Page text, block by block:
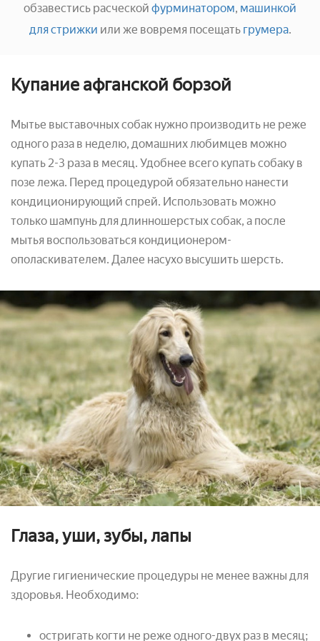
обзавестись расческой фурминатором, машинкой
для стрижки или же вовремя посещать грумера.
Купание афганской борзой
Мытье выставочных собак нужно производить не реже
одного раза в неделю, домашних любимцев можно
купать 2-3 раза в месяц. Удобнее всего купать собаку в
позе лежа. Перед процедурой обязательно нанести
кондиционирующий спрей. Использовать можно
только шампунь для длинношерстых собак, а после
мытья воспользоваться кондиционером-
ополаскивателем. Далее насухо высушить шерсть.
Глаза, уши, зубы, лапы
Другие гигиенические процедуры не менее важны для
здоровья. Необходимо:
остригать когти не реже одного-двух раз в месяц;